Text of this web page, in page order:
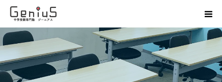
授業
志望校別特訓